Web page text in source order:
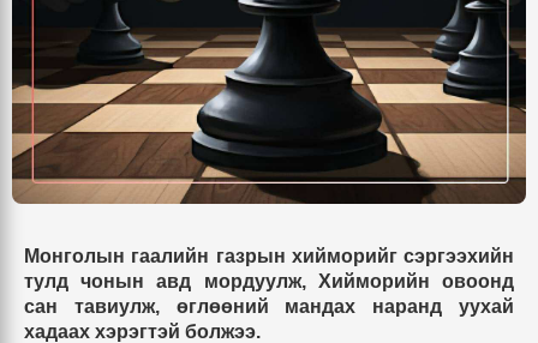
Монголын гаалийн газрын хийморийг сэргээхийн
тулд чонын авд мордуулж, Хийморийн овоонд
сан тавиулж, өглөөний мандах наранд уухай
хадаах хэрэгтэй болжээ.